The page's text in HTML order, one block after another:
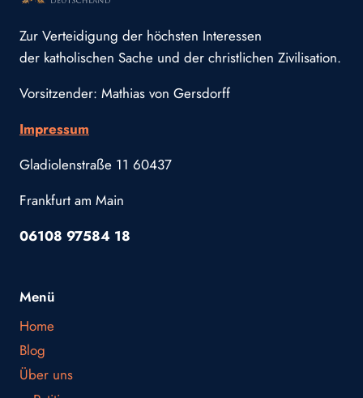
Zur Verteidigung der höchsten Interessen
der katholischen Sache und der christlichen Zivilisation.
Vorsitzender: Mathias von Gersdorff
Impressum
Gladiolenstraße 11 60437
Frankfurt am Main
06108 97584 18
Menü
Home
Blog
Über uns